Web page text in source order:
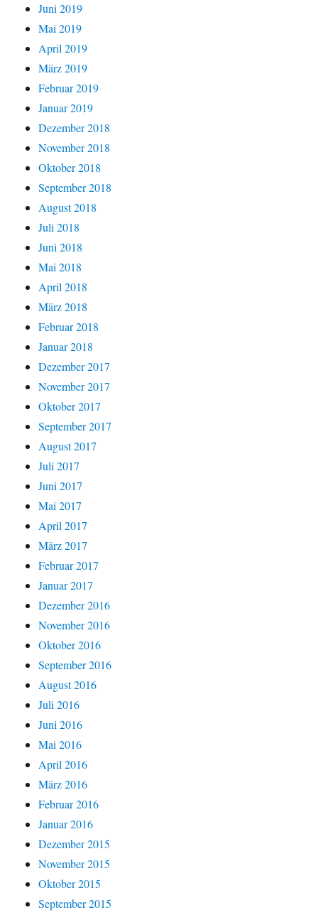
Juni 2019
Mai 2019
April 2019
März 2019
Februar 2019
Januar 2019
Dezember 2018
November 2018
Oktober 2018
September 2018
August 2018
Juli 2018
Juni 2018
Mai 2018
April 2018
März 2018
Februar 2018
Januar 2018
Dezember 2017
November 2017
Oktober 2017
September 2017
August 2017
Juli 2017
Juni 2017
Mai 2017
April 2017
März 2017
Februar 2017
Januar 2017
Dezember 2016
November 2016
Oktober 2016
September 2016
August 2016
Juli 2016
Juni 2016
Mai 2016
April 2016
März 2016
Februar 2016
Januar 2016
Dezember 2015
November 2015
Oktober 2015
September 2015